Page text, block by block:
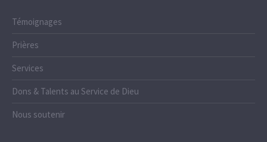
Témoignages
Prières
Services
Dons & Talents au Service de Dieu
Nous soutenir